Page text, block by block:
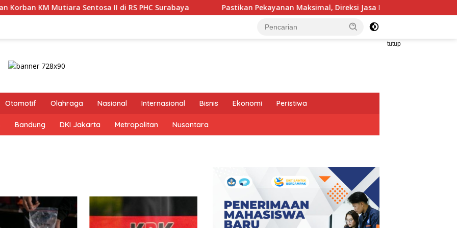
II di RS PHC Surabaya Pastikan Pekayanan Maksimal, Direksi Jasa Raharja Tinjau Korban Kebakaran KM
tutup
Otomotif Olahraga Nasional Internasional Bisnis Ekonomi Peristiwa
Bandung DKI Jakarta Metropolitan Nusantara